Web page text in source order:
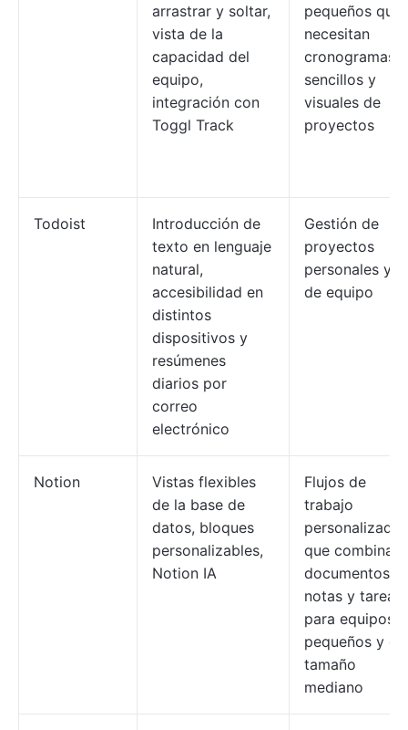
arrastrar y soltar,
vista de la
capacidad del
equipo,
integración con
Toggl Track
pequeños que
necesitan
cronogramas
sencillos y
visuales de
proyectos
Todoist
Introducción de
texto en lenguaje
natural,
accesibilidad en
distintos
dispositivos y
resúmenes
diarios por
correo
electrónico
Gestión de
proyectos
personales y
de equipo
Notion
Vistas flexibles
de la base de
datos, bloques
personalizables,
Notion IA
Flujos de
trabajo
personalizados
que combinan
documentos,
notas y tareas
para equipos
pequeños y de
tamaño
mediano